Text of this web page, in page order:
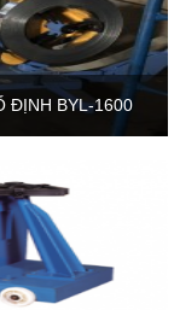
ĐỊNH BYL-1600